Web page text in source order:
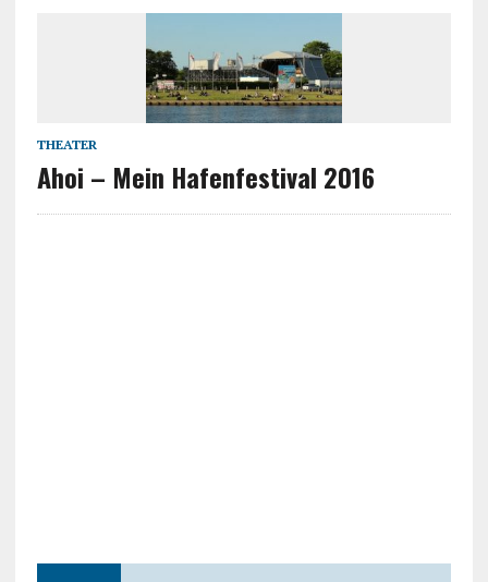
THEATER
Ahoi – Mein Hafenfestival 2016